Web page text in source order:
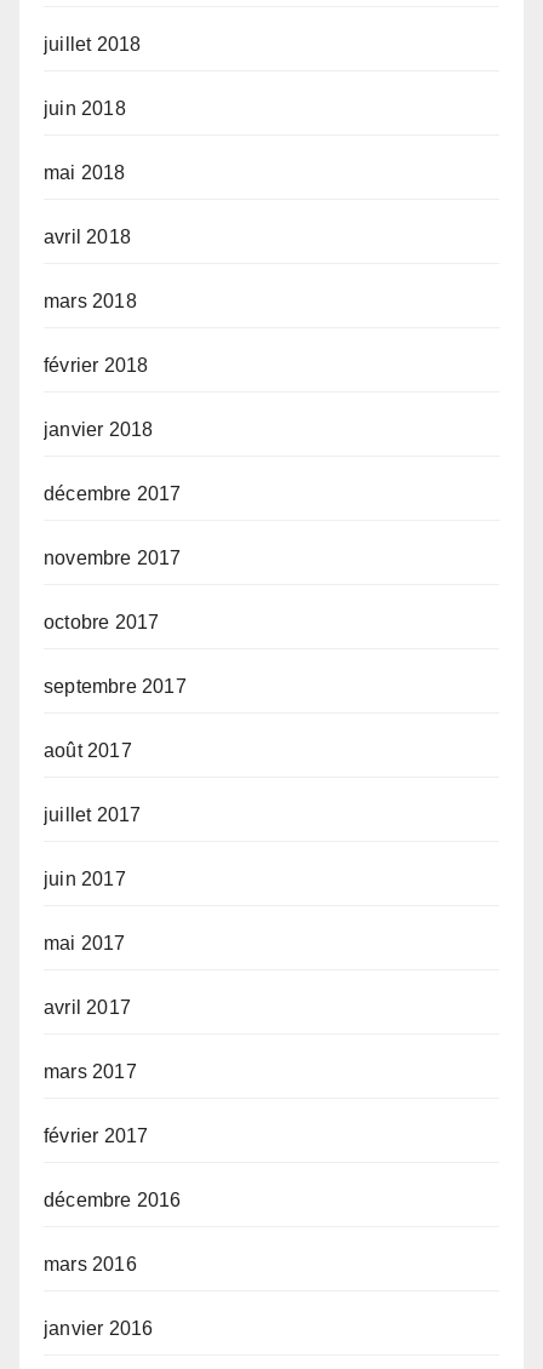
juillet 2018
juin 2018
mai 2018
avril 2018
mars 2018
février 2018
janvier 2018
décembre 2017
novembre 2017
octobre 2017
septembre 2017
août 2017
juillet 2017
juin 2017
mai 2017
avril 2017
mars 2017
février 2017
décembre 2016
mars 2016
janvier 2016